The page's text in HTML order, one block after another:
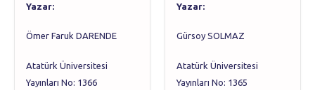
Yazar:
Ömer Faruk DARENDE
Atatürk Üniversitesi
Yayınları No: 1366
Yazar:
Gürsoy SOLMAZ
Atatürk Üniversitesi
Yayınları No: 1365